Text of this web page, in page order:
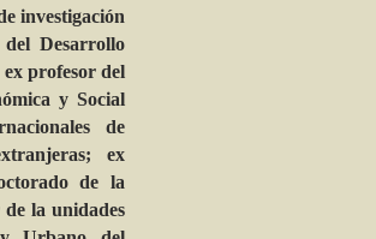
investigación
Desarrollo
profesor del
y Social
de
ex
de la
la unidades